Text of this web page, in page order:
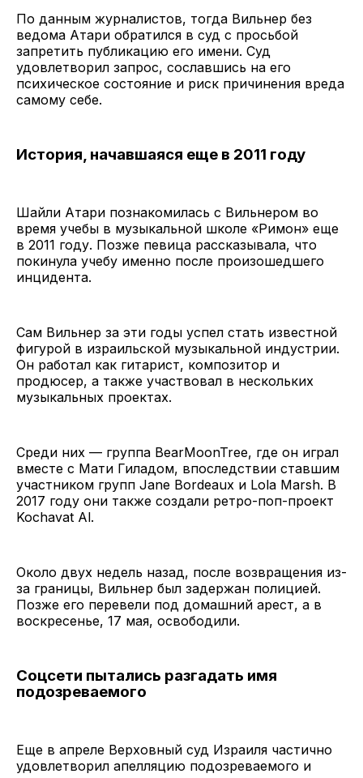
По данным журналистов, тогда Вильнер без
ведома Атари обратился в суд с просьбой
запретить публикацию его имени. Суд
удовлетворил запрос, сославшись на его
психическое состояние и риск причинения вреда
самому себе.
История, начавшаяся еще в 2011 году
Шайли Атари познакомилась с Вильнером во
время учебы в музыкальной школе «Римон» еще
в 2011 году. Позже певица рассказывала, что
покинула учебу именно после произошедшего
инцидента.
Сам Вильнер за эти годы успел стать известной
фигурой в израильской музыкальной индустрии.
Он работал как гитарист, композитор и
продюсер, а также участвовал в нескольких
музыкальных проектах.
Среди них — группа BearMoonTree, где он играл
вместе с Мати Гиладом, впоследствии ставшим
участником групп Jane Bordeaux и Lola Marsh. В
2017 году они также создали ретро-поп-проект
Kochavat Al.
Около двух недель назад, после возвращения из-
за границы, Вильнер был задержан полицией.
Позже его перевели под домашний арест, а в
воскресенье, 17 мая, освободили.
Соцсети пытались разгадать имя
подозреваемого
Еще в апреле Верховный суд Израиля частично
удовлетворил апелляцию подозреваемого и